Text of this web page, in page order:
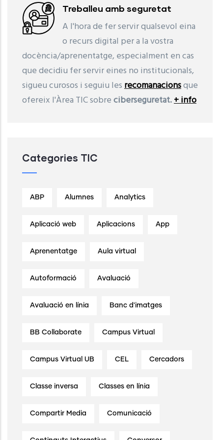
Treballeu amb seguretat
A l'hora de fer servir qualsevol eina
o recurs digital per a la vostra
docència/aprenentatge, especialment en cas
que decidiu fer servir eines no institucionals,
sigueu curosos i seguiu lesrecomanacionsque
ofereix l'Àrea TIC sobreciberseguretat.+ info
Categories TIC
ABP Alumnes Analytics
Aplicació web Aplicacions App
Aprenentatge Aula virtual
Autoformació Avaluació
Avaluació en línia Banc d'imatges
BB Collaborate Campus Virtual
Campus Virtual UB CEL Cercadors
Classe inversa Classes en línia
Compartir Media Comunicació